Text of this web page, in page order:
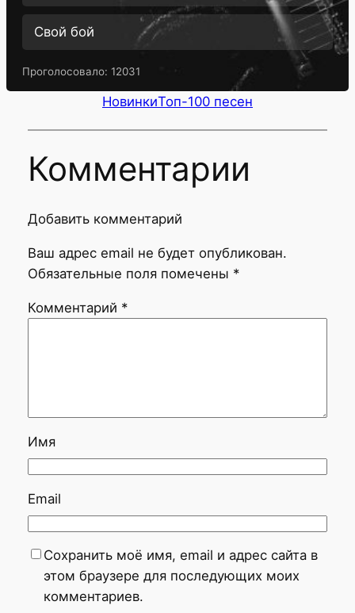
Свой бой
Проголосовало: 12031
НовинкиТоп-100 песен
Комментарии
Добавить комментарий
Ваш адрес email не будет опубликован.
Обязательные поля помечены *
Комментарий *
Имя
Email
Сохранить моё имя, email и адрес сайта в
этом браузере для последующих моих
комментариев.